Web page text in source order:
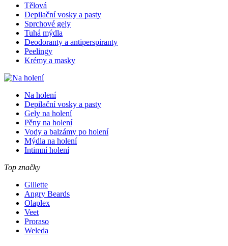
Tělová
Depilační vosky a pasty
Sprchové gely
Tuhá mýdla
Deodoranty a antiperspiranty
Peelingy
Krémy a masky
Na holení
Depilační vosky a pasty
Gely na holení
Pěny na holení
Vody a balzámy po holení
Mýdla na holení
Intimní holení
Top značky
Gillette
Angry Beards
Olaplex
Veet
Proraso
Weleda